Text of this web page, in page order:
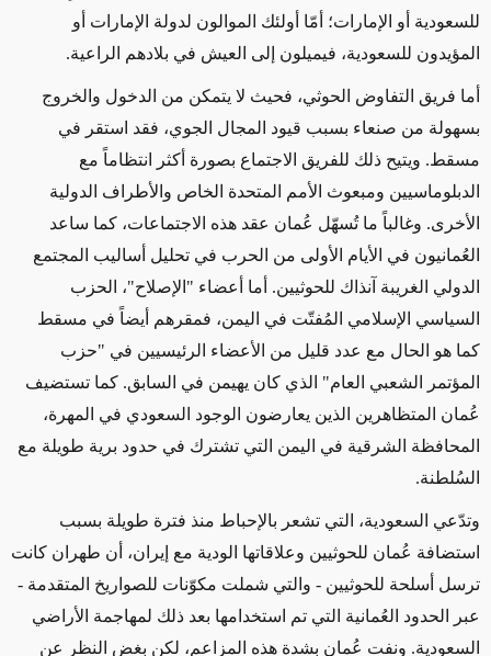
للسعودية أو الإمارات؛ أمّا أولئك الموالون لدولة الإمارات أو
المؤيدون للسعودية، فيميلون إلى العيش في بلادهم الراعية.
أما فريق التفاوض الحوثي، فحيث لا يتمكن من الدخول والخروج
بسهولة من صنعاء بسبب قيود المجال الجوي، فقد استقر في
مسقط. ويتيح ذلك للفريق الاجتماع بصورة أكثر انتظاماً مع
الدبلوماسيين ومبعوث الأمم المتحدة الخاص والأطراف الدولية
الأخرى. وغالباً ما تُسهّل عُمان عقد هذه الاجتماعات، كما ساعد
العُمانيون في الأيام الأولى من الحرب في تحليل أساليب المجتمع
الدولي الغريبة آنذاك للحوثيين. أما أعضاء "الإصلاح"، الحزب
السياسي الإسلامي المُفتّت في اليمن، فمقرهم أيضاً في مسقط
كما هو الحال مع عدد قليل من الأعضاء الرئيسيين في "حزب
المؤتمر الشعبي العام" الذي كان يهيمن في السابق. كما تستضيف
عُمان المتظاهرين الذين يعارضون الوجود السعودي في المهرة،
المحافظة الشرقية في اليمن التي تشترك في حدود برية طويلة مع
السُلطنة.
وتدّعي السعودية، التي تشعر بالإحباط منذ فترة طويلة بسبب
استضافة عُمان للحوثيين وعلاقاتها الودية مع إيران، أن طهران كانت
ترسل أسلحة للحوثيين - والتي شملت مكوّنات للصواريخ المتقدمة -
عبر الحدود العُمانية التي تم استخدامها بعد ذلك لمهاجمة الأراضي
السعودية. ونفت عُمان بشدة هذه المزاعم، لكن بغض النظر عن